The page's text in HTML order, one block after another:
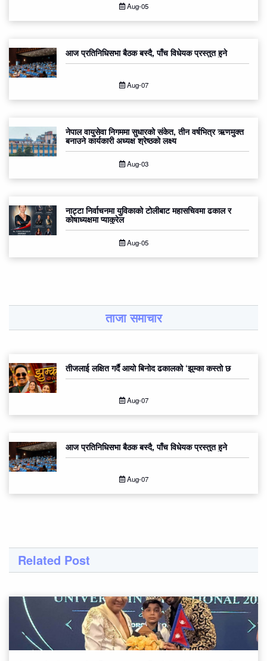
Aug-05
आज प्रतिनिधिसभा बैठक बस्दै, पाँच विधेयक प्रस्तुत हुने
Aug-07
नेपाल वायुसेवा निगममा सुधारको संकेत, तीन वर्षभित्र ऋणमुक्त
बनाउने कार्यकारी अध्यक्ष श्रेष्ठको लक्ष्य
Aug-03
नाट्टा निर्वाचनमा युविकाको टोलीबाट महासचिवमा ढकाल र
कोषाध्यक्षमा प्याकुरेल
Aug-05
ताजा समाचार
तीजलाई लक्षित गर्दै आयो बिनोद ढकालको ‘झुम्का कस्तो छ
Aug-07
आज प्रतिनिधिसभा बैठक बस्दै, पाँच विधेयक प्रस्तुत हुने
Aug-07
Related Post